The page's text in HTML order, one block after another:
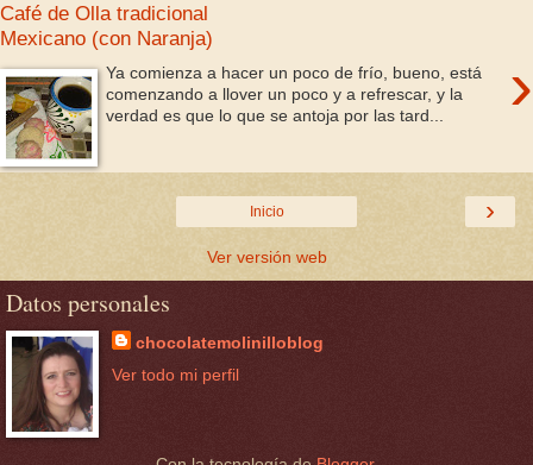
Café de Olla tradicional
Mexicano (con Naranja)
›
Ya comienza a hacer un poco de frío, bueno, está
comenzando a llover un poco y a refrescar, y la
verdad es que lo que se antoja por las tard...
›
Inicio
Ver versión web
Datos personales
chocolatemolinilloblog
Ver todo mi perfil